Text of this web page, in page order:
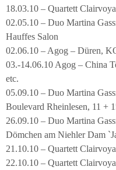
18.03.10 – Quartett
02.05.10 – Duo Martina
Hauffes Salon
02.06.10 – Agog – Düren,
03.-14.06.10 Agog – China
etc.
05.09.10 – Duo Martina
Boulevard Rheinlesen, 11 +
26.09.10 – Duo Martina
Dömchen am Niehler Dam
21.10.10 – Quartett
22.10.10 – Quartett